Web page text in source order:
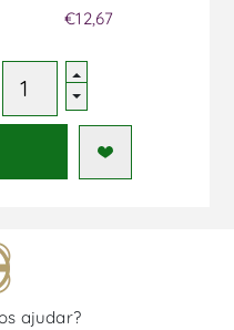
€12,67
ajudar?